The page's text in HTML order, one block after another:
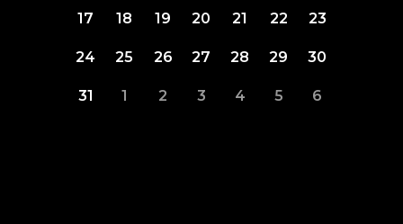
17 18 19 20 21 22 23
24 25 26 27 28 29 30
31 1 2 3 4 5 6